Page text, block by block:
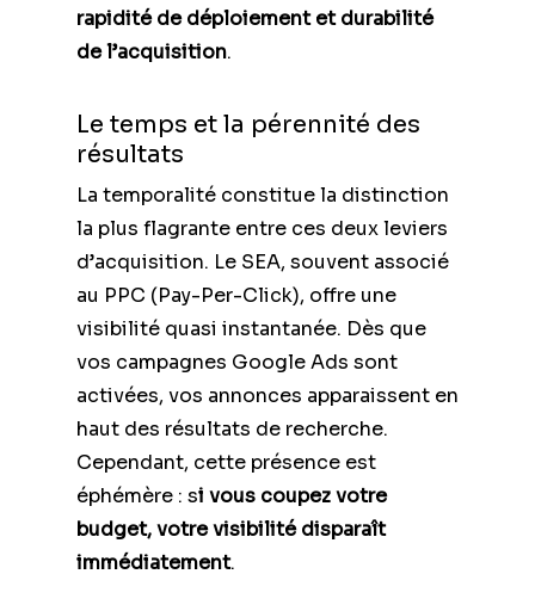
rapidité de déploiement et durabilité
de l’acquisition.
Le temps et la pérennité des
résultats
La temporalité constitue la distinction
la plus flagrante entre ces deux leviers
d’acquisition. Le SEA, souvent associé
au PPC (Pay-Per-Click), offre une
visibilité quasi instantanée. Dès que
vos campagnes Google Ads sont
activées, vos annonces apparaissent en
haut des résultats de recherche.
Cependant, cette présence est
éphémère : si vous coupez votre
budget, votre visibilité disparaît
immédiatement.